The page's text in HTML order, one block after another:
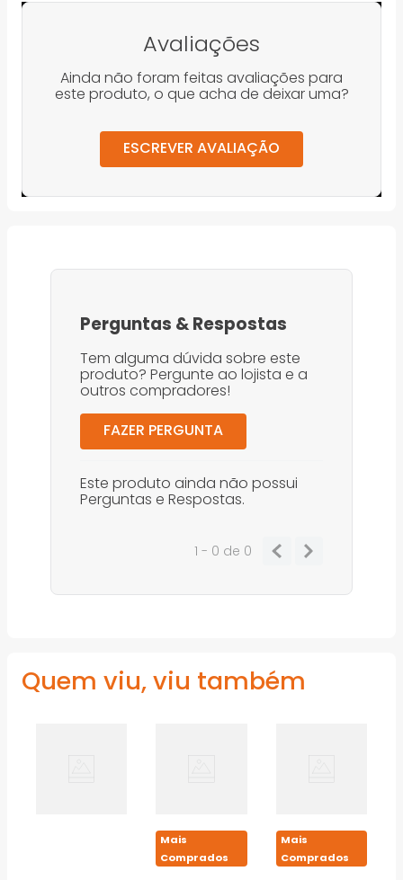
Avaliações
Ainda não foram feitas avaliações para
este produto, o que acha de deixar uma?
ESCREVER AVALIAÇÃO
Perguntas &Respostas
Tem alguma dúvida sobre este
produto? Pergunte ao lojista e a
outros compradores!
FAZER PERGUNTA
Este produto ainda não possui
Perguntas e Respostas.
1 - 0 de 0
Quem viu, viu também
Mais
Comprados
Mais
Comprados